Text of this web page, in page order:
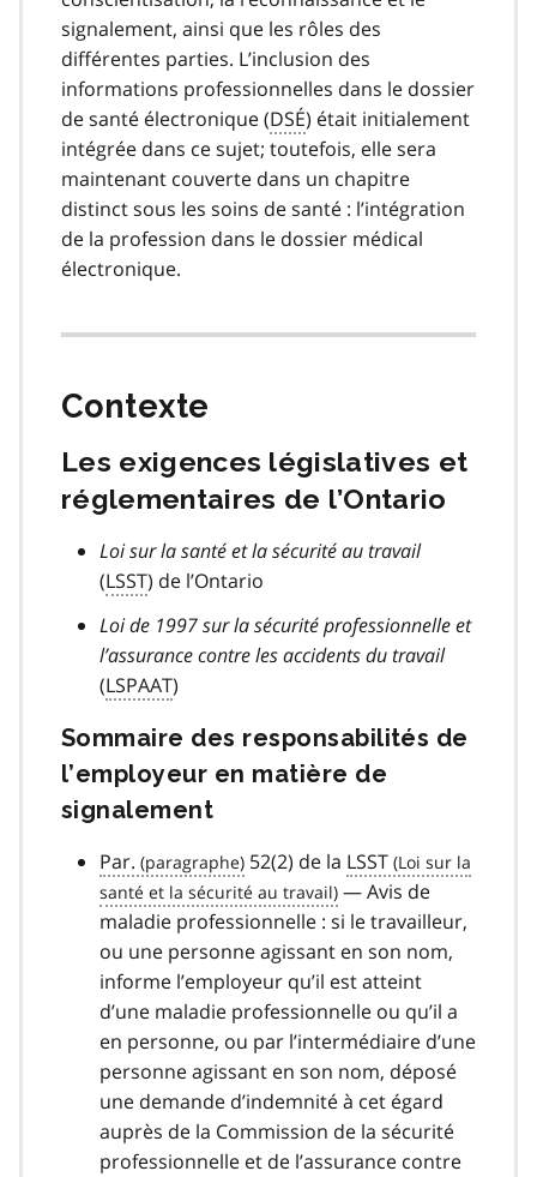
signalement, ainsi que les rôles des
différentes parties. L’inclusion des
informations professionnelles dans le dossier
de santé électronique (DSÉ) était initialement
intégrée dans ce sujet; toutefois, elle sera
maintenant couverte dans un chapitre
distinct sous les soins de santé : l’intégration
de la profession dans le dossier médical
électronique.
Contexte
Les exigences législatives et
réglementaires de l’Ontario
Loi sur la santé et la sécurité au travail
(LSST) de l’Ontario
Loi de 1997 sur la sécurité professionnelle et
l’assurance contre les accidents du travail
(LSPAAT)
Sommaire des responsabilités de
l’employeur en matière de
signalement
Par. 52(2) de la LSST
— Avis de
maladie professionnelle : si le travailleur,
ou une personne agissant en son nom,
informe l’employeur qu’il est atteint
d’une maladie professionnelle ou qu’il a
en personne, ou par l’intermédiaire d’une
personne agissant en son nom, déposé
une demande d’indemnité à cet égard
auprès de la Commission de la sécurité
professionnelle et de l’assurance contre